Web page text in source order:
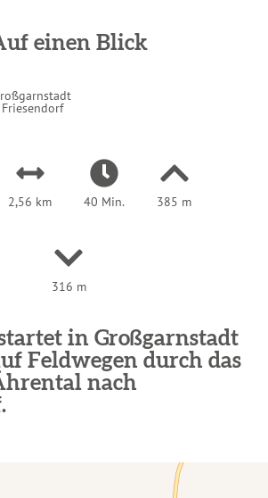
einen Blick
2,56 km 40 Min. 385 m
316 m
in Großgarnstadt
Feldwegen durch das
nach